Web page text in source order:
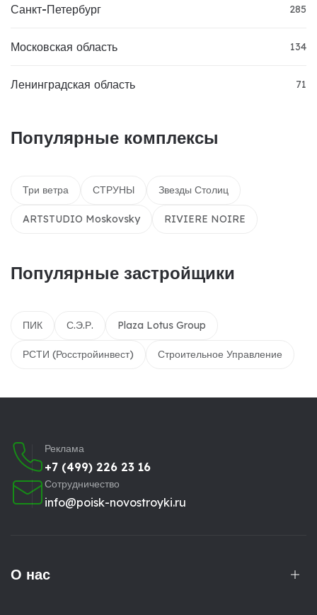
Санкт-Петербург 285
Московская область 134
Ленинградская область 71
Популярные комплексы
Три ветра СТРУНЫ Звезды Столиц
ARTSTUDIO Moskovsky RIVIERE NOIRE
Популярные застройщики
ПИК С.Э.Р. Plaza Lotus Group
РСТИ (Росстройинвест) Строительное Управление
Реклама
+7 (499) 226 23 16
Сотрудничество
info@poisk-novostroyki.ru
О нас